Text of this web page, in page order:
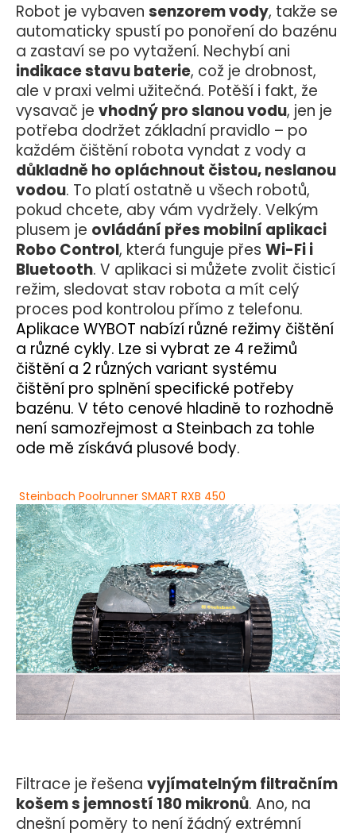
Robot je vybaven senzorem vody, takže se
automaticky spustí po ponoření do bazénu
a zastaví se po vytažení. Nechybí ani
indikace stavu baterie, což je drobnost,
ale v praxi velmi užitečná. Potěší i fakt, že
vysavač je vhodný pro slanou vodu, jen je
potřeba dodržet základní pravidlo – po
každém čištění robota vyndat z vody a
důkladně ho opláchnout čistou, neslanou
vodou. To platí ostatně u všech robotů,
pokud chcete, aby vám vydržely. Velkým
plusem je ovládání přes mobilní aplikaci
Robo Control, která funguje přes Wi-Fi i
Bluetooth. V aplikaci si můžete zvolit čisticí
režim, sledovat stav robota a mít celý
proces pod kontrolou přímo z telefonu.
Aplikace WYBOT nabízí různé režimy čištění
a různé cykly. Lze si vybrat ze 4 režimů
čištění a 2 různých variant systému
čištění pro splnění specifické potřeby
bazénu. V této cenové hladině to rozhodně
není samozřejmost a Steinbach za tohle
ode mě získává plusové body.
Steinbach Poolrunner SMART RXB 450
Filtrace je řešena vyjímatelným filtračním
košem s jemností 180 mikronů. Ano, na
dnešní poměry to není žádný extrémní